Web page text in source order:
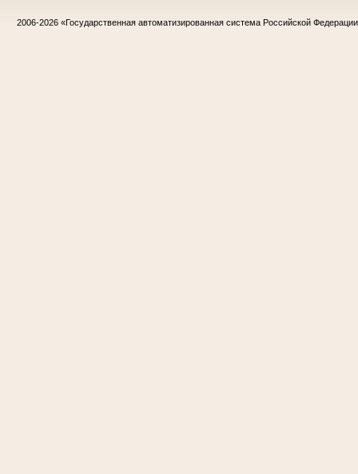
2006-2026 «Государственная автоматизированная система Российской